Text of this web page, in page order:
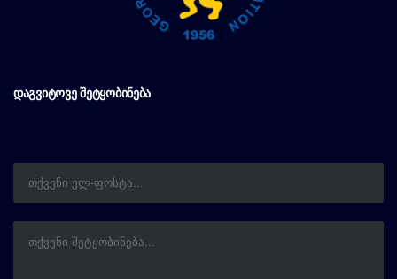
ᲓᲐᲒᲕᲘᲢᲝᲕᲔ ᲨᲔᲢᲧᲝᲑᲘᲜᲔᲑᲐ